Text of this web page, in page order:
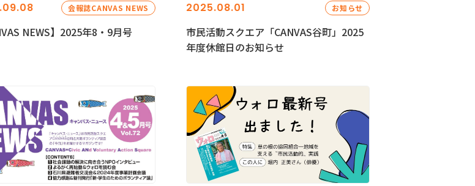
会報誌CANVAS NEWS
NEWS】2025年8・9月号
2025.08.01 お知らせ
市民活動スクエア「CANVAS谷町」2025
年度休館日のお知らせ